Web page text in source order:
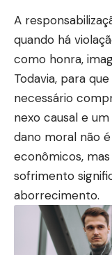
A
quando há
como honra,
Todavia, para
necessário
nexo causal e
dano moral não
econômicos,
sofrimento
aborrecimento.